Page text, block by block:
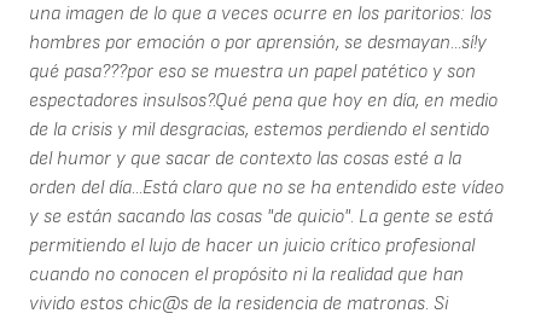
una imagen de lo que a veces ocurre en los paritorios: los
hombres por emoción o por aprensión, se desmayan...sí!y
qué pasa???por eso se muestra un papel patético y son
espectadores insulsos?.Qué pena que hoy en día, en medio
de la crisis y mil desgracias, estemos perdiendo el sentido
del humor y que sacar de contexto las cosas esté a la
orden del día...Está claro que no se ha entendido este vídeo
y se están sacando las cosas "de quicio". La gente se está
permitiendo el lujo de hacer un juicio crítico profesional
cuando no conocen el propósito ni la realidad que han
vivido estos chic@s de la residencia de matronas. Si